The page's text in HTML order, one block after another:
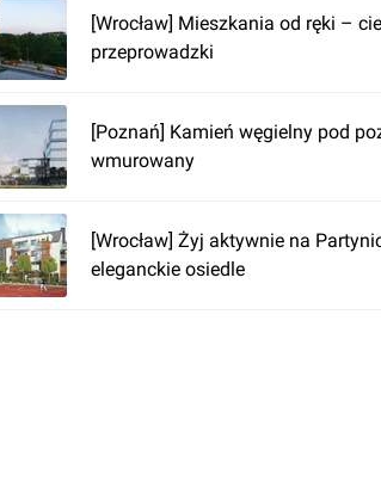
[Wrocław] Mieszkania od ręki –
przeprowadzki
[Poznań] Kamień węgielny pod
wmurowany
[Wrocław] Żyj aktywnie na
eleganckie osiedle